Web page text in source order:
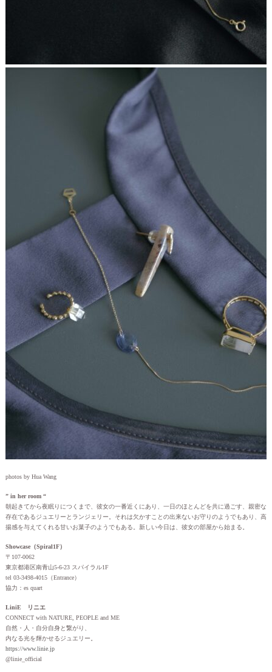
photos by Hua Wang
” in her room “
朝起きてから夜眠りにつくまで、彼女の一番近くにあり、一日のほとんどを共に過ごす、親密な
存在であるジュエリーとランジェリー。それは欠かすことの出来ないお守りのようでもあり、高
揚感を与えてくれる甘いお菓子のようでもある。新しい今日は、彼女の部屋から始まる。
Showcase（Spiral1F）
〒107-0062
東京都港区南青山5-6-23 スパイラル1F
tel 03-3498-4015（Entrance）
協力：es quart
LiniE リニエ
CONNECT with NATURE, PEOPLE and ME
自然・人・自分自身と繋がり、
内なる光を輝かせるジュエリー。
https://www.linie.jp
@linie_official